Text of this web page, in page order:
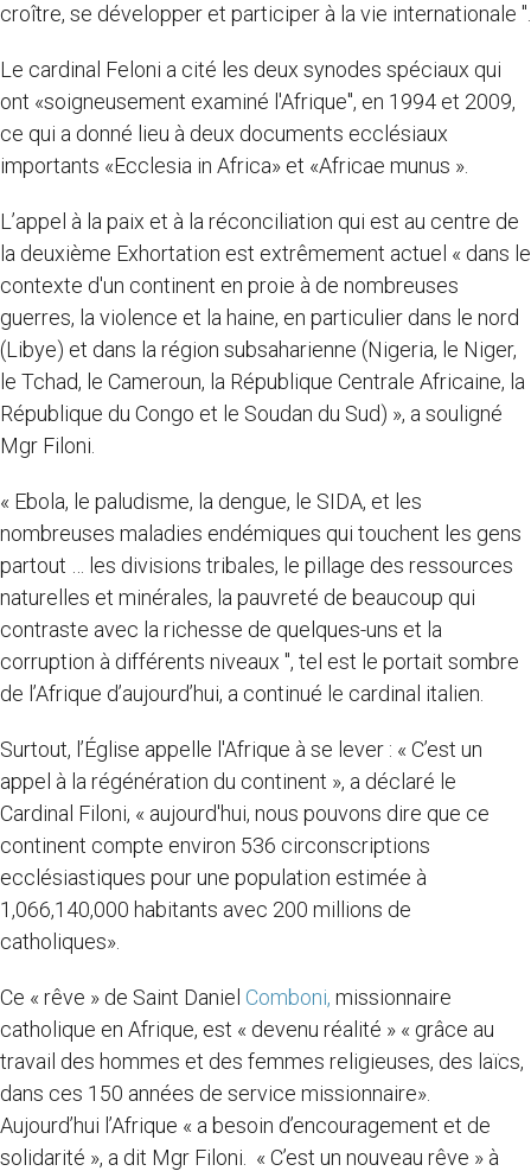
croître, se développer et participer à la vie internationale ".
Le cardinal Feloni a cité les deux synodes spéciaux qui
ont «soigneusement examiné l'Afrique", en 1994 et 2009,
ce qui a donné lieu à deux documents ecclésiaux
importants «Ecclesia in Africa» et «Africae munus ».
L’appel à la paix et à la réconciliation qui est au centre de
la deuxième Exhortation est extrêmement actuel « dans le
contexte d'un continent en proie à de nombreuses
guerres, la violence et la haine, en particulier dans le nord
(Libye) et dans la région subsaharienne (Nigeria, le Niger,
le Tchad, le Cameroun, la République Centrale Africaine, la
République du Congo et le Soudan du Sud) », a souligné
Mgr Filoni.
« Ebola, le paludisme, la dengue, le SIDA, et les
nombreuses maladies endémiques qui touchent les gens
partout … les divisions tribales, le pillage des ressources
naturelles et minérales, la pauvreté de beaucoup qui
contraste avec la richesse de quelques-uns et la
corruption à différents niveaux ", tel est le portait sombre
de l’Afrique d’aujourd’hui, a continué le cardinal italien.
Surtout, l’Église appelle l'Afrique à se lever : « C’est un
appel à la régénération du continent », a déclaré le
Cardinal Filoni, « aujourd'hui, nous pouvons dire que ce
continent compte environ 536 circonscriptions
ecclésiastiques pour une population estimée à
1,066,140,000 habitants avec 200 millions de
catholiques».
Ce « rêve » de Saint Daniel Comboni, missionnaire
catholique en Afrique, est « devenu réalité » « grâce au
travail des hommes et des femmes religieuses, des laïcs,
dans ces 150 années de service missionnaire».
Aujourd’hui l’Afrique « a besoin d’encouragement et de
solidarité », a dit Mgr Filoni. « C’est un nouveau rêve » à